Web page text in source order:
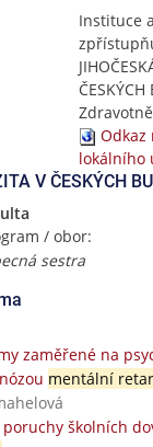
Instituce
ČESKÝCH
Odkaz
lokálního
V ČESKÝCH
/ obor:
sestra
zaměřené na
mentální
školních